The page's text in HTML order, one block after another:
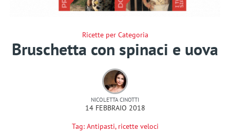
Ricette per Categoria
Bruschetta con spinaci e uova
NICOLETTA CINOTTI
14 FEBBRAIO 2018
Tag: Antipasti, ricette veloci